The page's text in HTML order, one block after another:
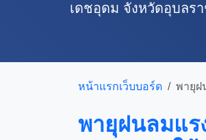
เดชอุดม จังหวัดอุบลร
หน้าแรกเว็บบอร์ด พายุฝนลมแรงพั
พายุฝนลมแร